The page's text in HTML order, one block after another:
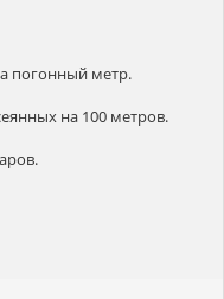
погонный метр.
на 100 метров.